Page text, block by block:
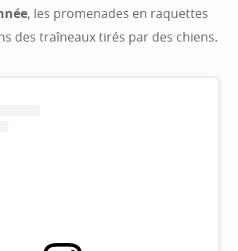
, les promenades en raquettes
des traîneaux tirés par des chiens.